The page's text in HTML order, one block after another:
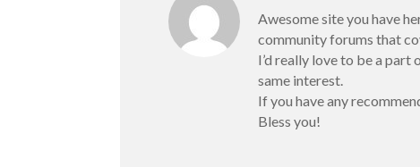
Awesome site you have
community forums that
I’d really love to be a
same interest.
If you have any
Bless you!